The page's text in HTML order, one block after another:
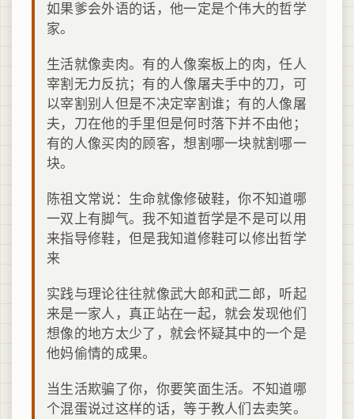
如果爹会外语的话，他一定是个伟大的哲学
家。
生活就像卖肉。有的人像案板上的肉，任人
宰割无力反抗；有的人像屠夫手中的刀，可
以宰割别人但是不决定宰割谁；有的人像屠
夫，刀在他的手里但是何时落下并不由他；
有的人像买肉的顾客，想割哪一块就割哪一
块。
陈祖文常说：生命就像修破鞋，你不知道哪
一双上有脚气。我不知道哲学是不是可以用
来指导修鞋，但是我知道修鞋可以修出哲学
来
实践与理论往往就像武大郎和武二郎，听起
来是一家人，真正站在一起，就会发现他们
想像的地方太少了，就会怀疑其中的一个是
他妈偷情的成果。
当生活欺骗了你，你要笑面生活。不知道哪
个混蛋说过这样的话，等于教人们去卖笑。